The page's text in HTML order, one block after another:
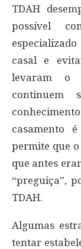
TDAH
possível
casal e
levaram o
continuem
casamento
permite que
que antes
“preguiça”,
TDAH.
Algumas
tentar